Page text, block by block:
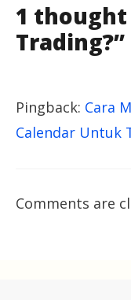
1 thought
Trading?”
Pingback: Cara
Calendar Untuk
Comments are